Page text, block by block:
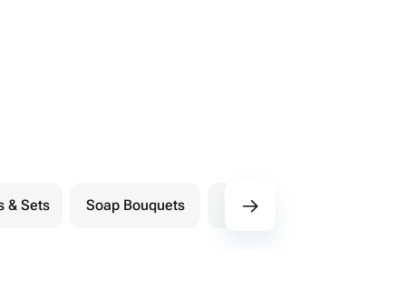
& Sets Soap Bouquets Postcards